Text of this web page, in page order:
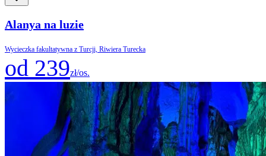
Alanya na luzie
Wycieczka fakultatywna z Turcji, Riwiera Turecka
od 239zł/os.